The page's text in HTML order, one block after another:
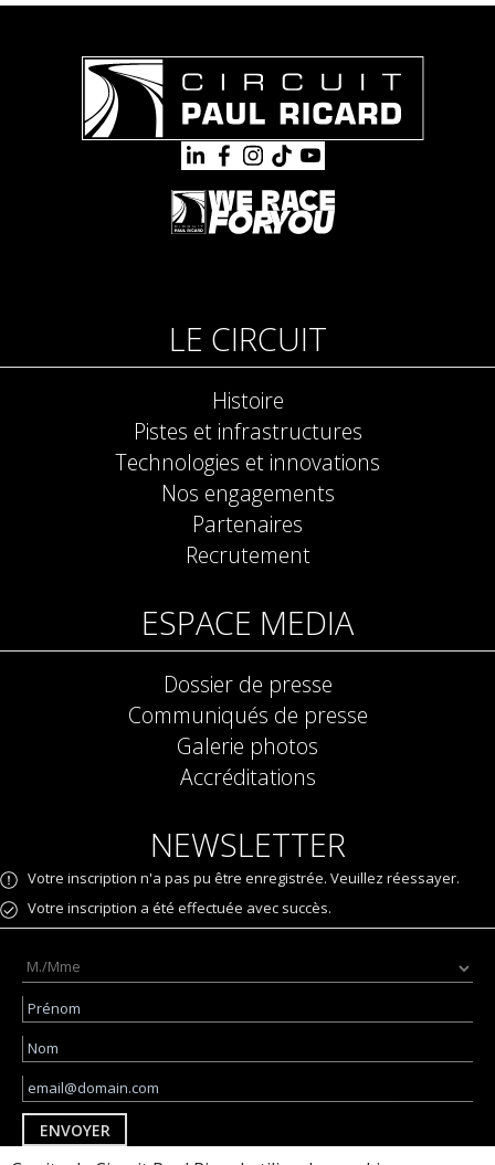
LE CIRCUIT
Histoire
Pistes et infrastructures
Technologies et innovations
Nos engagements
Partenaires
Recrutement
ESPACE MEDIA
Dossier de presse
Communiqués de presse
Galerie photos
Accréditations
NEWSLETTER
Votre inscription n'a pas pu être enregistrée. Veuillez réessayer.
Votre inscription a été effectuée avec succès.
ENVOYER